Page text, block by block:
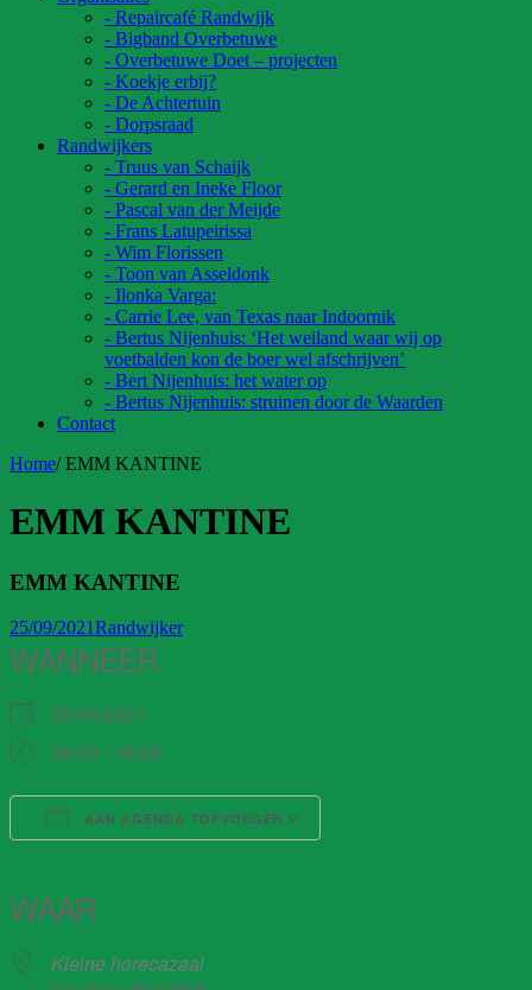
- Repaircafé Randwijk
- Bigband Overbetuwe
- Overbetuwe Doet – projecten
- Koekje erbij?
- De Achtertuin
- Dorpsraad
Randwijkers
- Truus van Schaijk
- Gerard en Ineke Floor
- Pascal van der Meijde
- Frans Latupeirissa
- Wim Florissen
- Toon van Asseldonk
- Ilonka Varga:
- Carrie Lee, van Texas naar Indoornik
- Bertus Nijenhuis: ‘Het weiland waar wij op
voetbalden kon de boer wel afschrijven’
- Bert Nijenhuis: het water op
- Bertus Nijenhuis: struinen door de Waarden
Contact
Home/EMM KANTINE
EMM KANTINE
EMM KANTINE
25/09/2021Randwijker
WANNEER
25/09/2021
08:00 - 18:00
AAN AGENDA TOEVOEGEN
WAAR
Kleine horecazaal